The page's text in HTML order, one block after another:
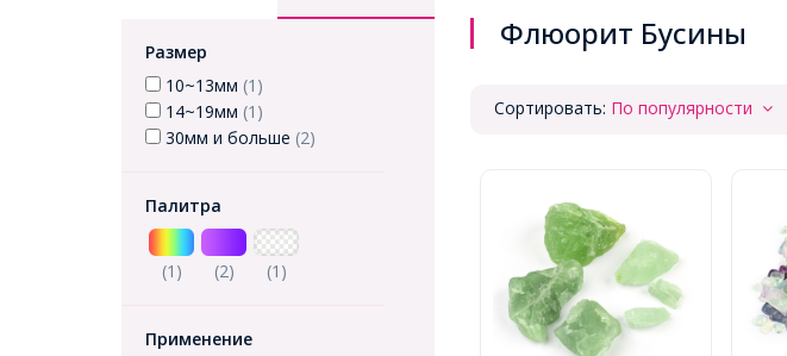
Размер
10~13мм (1)
14~19мм (1)
30мм и больше (2)
Палитра
(1) (2) (1)
Применение
Флюорит Бусины
Сортировать: По популярности